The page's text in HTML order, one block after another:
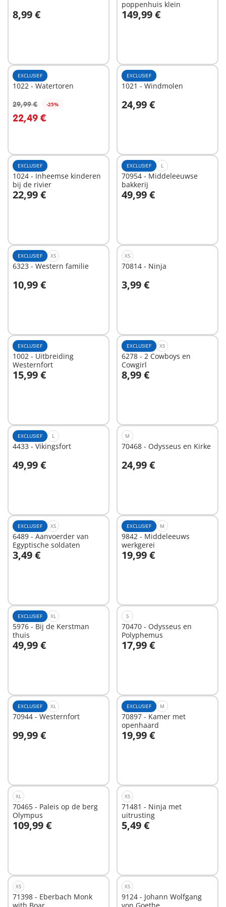
8,99 €
In winkelwagen
poppenhuis klein
149,99 €
In winkelwagen
EXCLUSIEF
1022 - Watertoren
29,99 € -25%
22,49 €
In winkelwagen
EXCLUSIEF
1021 - Windmolen
24,99 €
In winkelwagen
EXCLUSIEF
1024 - Inheemse kinderen
bij de rivier
22,99 €
In winkelwagen
EXCLUSIEF L
70954 - Middeleeuwse
bakkerij
49,99 €
In winkelwagen
EXCLUSIEF XS
6323 - Western familie
10,99 €
In winkelwagen
XS
70814 - Ninja
3,99 €
In winkelwagen
EXCLUSIEF
1002 - Uitbreiding
Westernfort
15,99 €
In winkelwagen
EXCLUSIEF XS
6278 - 2 Cowboys en
Cowgirl
8,99 €
In winkelwagen
EXCLUSIEF L
4433 - Vikingsfort
49,99 €
In winkelwagen
M
70468 - Odysseus en Kirke
24,99 €
EXCLUSIEF XS
6489 - Aanvoerder van
Egyptische soldaten
3,49 €
EXCLUSIEF M
9842 - Middeleeuws
werkgerei
19,99 €
EXCLUSIEF XL
5976 - Bij de Kerstman
thuis
49,99 €
S
70470 - Odysseus en
Polyphemus
17,99 €
EXCLUSIEF XL
70944 - Westernfort
99,99 €
EXCLUSIEF M
70897 - Kamer met
openhaard
19,99 €
XL
70465 - Paleis op de berg
Olympus
109,99 €
XS
71481 - Ninja met
uitrusting
5,49 €
XS
71398 - Eberbach Monk
XS
9124 - Johann Wolfgang